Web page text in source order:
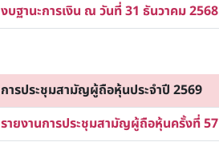
งบฐานะการเงิน ณ วันที่ 31 ธันวาคม 2568
การประชุมสามัญผู้ถือหุ้นประจำปี 2569
รายงานการประชุมสามัญผู้ถือหุ้นครั้งที่ 57